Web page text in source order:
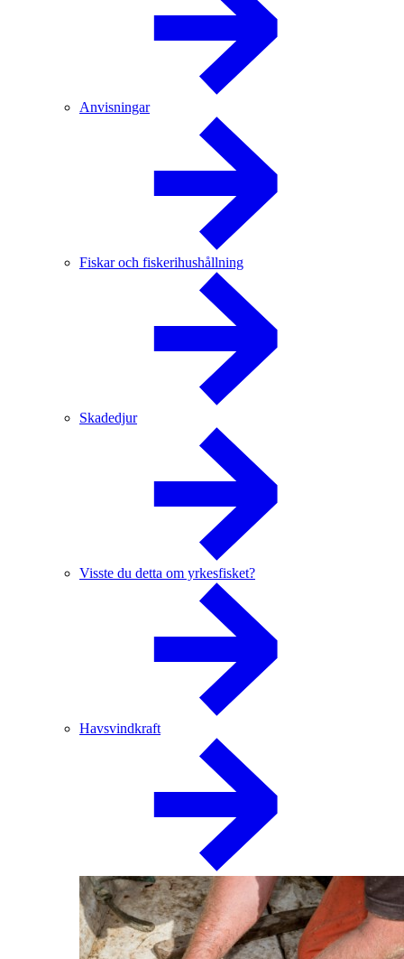
Anvisningar
Fiskar och fiskerihushållning
Skadedjur
Visste du detta om yrkesfisket?
Havsvindkraft